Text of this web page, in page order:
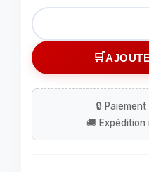
quantité
de
TRANSISTOR
IRFP240